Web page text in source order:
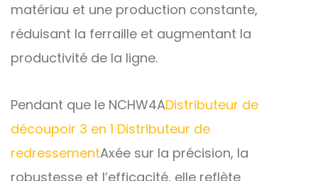
matériau et une production constante,
réduisant la ferraille et augmentant la
productivité de la ligne.
Pendant que le NCHW4ADistributeur de
découpoir 3 en 1 Distributeur de
redressementAxée sur la précision, la
robustesse et l’efficacité, elle reflète